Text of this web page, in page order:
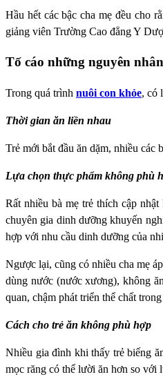
Hầu hết các bậc cha mẹ đều cho
giảng viên Trường Cao đẳng Y
Tố cáo những nguyên
Trong quá trình nuôi con khỏe, có
Thời gian ăn liền nhau
Trẻ mới bắt đầu ăn dặm, nhiều các
Lựa chọn thực phẩm không phù
Rất nhiều bà mẹ trẻ thích cập
chuyên gia dinh dưỡng khuyến
hợp với nhu cầu dinh dưỡng của
Ngược lại, cũng có nhiều cha mẹ
dùng nước (nước xương), không
quan, chậm phát triển thể chất
Cách cho trẻ ăn không phù hợp
Nhiều gia đình khi thấy trẻ biếng
mọc răng có thể lười ăn hơn so với